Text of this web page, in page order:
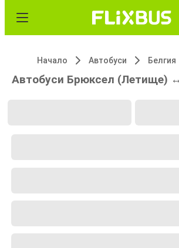
Начало Автобуси Белгия
Автобуси Брюксел (Летище)